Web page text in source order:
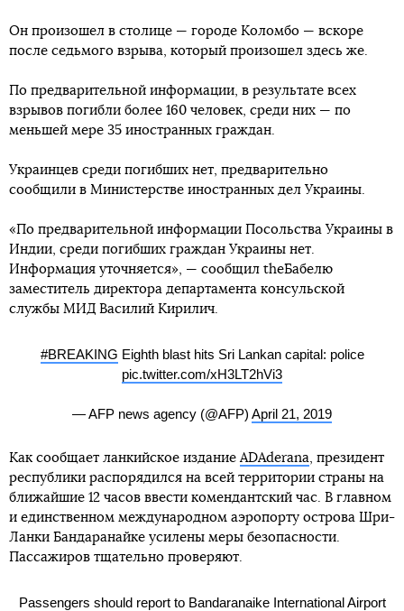
Он произошел в столице — городе Коломбо — вскоре
после седьмого взрыва, который произошел здесь же.
По предварительной информации, в результате всех
взрывов погибли более 160 человек, среди них — по
меньшей мере 35 иностранных граждан.
Украинцев среди погибших нет, предварительно
сообщили в Министерстве иностранных дел Украины.
«По предварительной информации Посольства Украины в
Индии, среди погибших граждан Украины нет.
Информация уточняется», — сообщил theБабелю
заместитель директора департамента консульской
службы МИД Василий Кирилич.
#BREAKING Eighth blast hits Sri Lankan capital: police
pic.twitter.com/xH3LT2hVi3
— AFP news agency (@AFP) April 21, 2019
Как сообщает ланкийское изданиеADAderana, президент
республики распорядился на всей территории страны на
ближайшие 12 часов ввести комендантский час. В главном
и единственном международном аэропорту острова Шри-
Ланки Бандаранайке усилены меры безопасности.
Пассажиров тщательно проверяют.
Passengers should report to Bandaranaike International Airport